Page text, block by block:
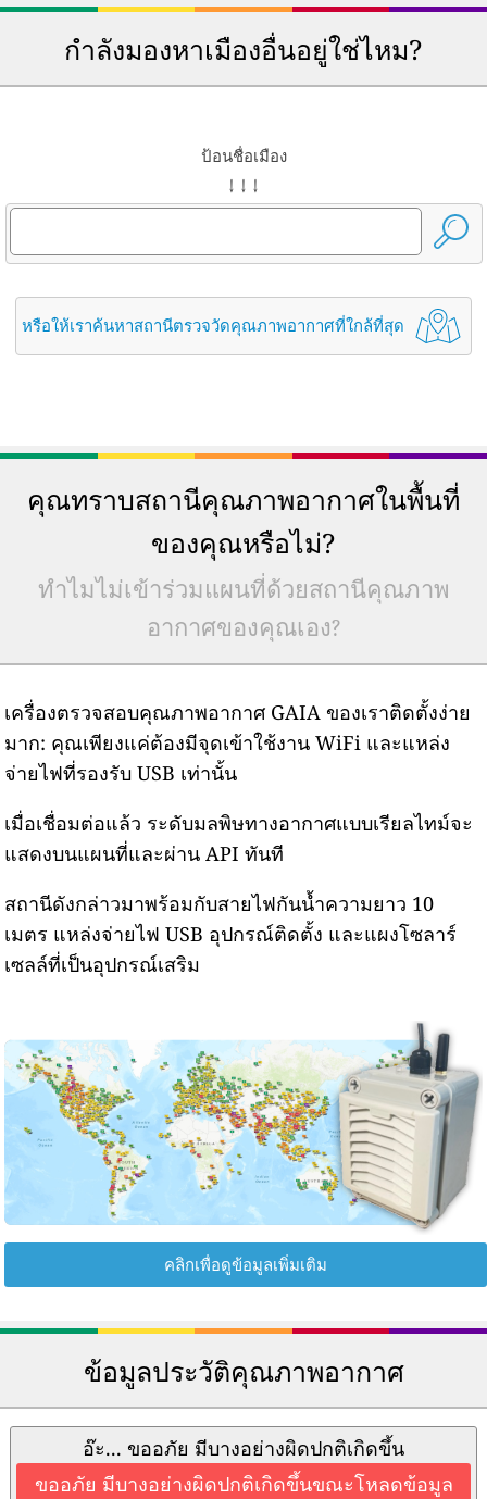
กำลังมองหาเมืองอื่นอยู่ใช่ไหม?
ป้อนชื่อเมือง
↓ ↓ ↓
หรือให้เราค้นหาสถานีตรวจวัดคุณภาพอากาศที่ใกล้ที่สุด
คุณทราบสถานีคุณภาพอากาศในพื้นที่
ของคุณหรือไม่?
ทำไมไม่เข้าร่วมแผนที่ด้วยสถานีคุณภาพ
อากาศของคุณเอง?
เครื่องตรวจสอบคุณภาพอากาศ GAIA ของเราติดตั้งง่าย
มาก: คุณเพียงแค่ต้องมีจุดเข้าใช้งาน WiFi และแหล่ง
จ่ายไฟที่รองรับ USB เท่านั้น
เมื่อเชื่อมต่อแล้ว ระดับมลพิษทางอากาศแบบเรียลไทม์จะ
แสดงบนแผนที่และผ่าน API ทันที
สถานีดังกล่าวมาพร้อมกับสายไฟกันน้ำความยาว 10
เมตร แหล่งจ่ายไฟ USB อุปกรณ์ติดตั้ง และแผงโซลาร์
เซลล์ที่เป็นอุปกรณ์เสริม
คลิกเพื่อดูข้อมูลเพิ่มเติม
ข้อมูลประวัติคุณภาพอากาศ
อ๊ะ... ขออภัย มีบางอย่างผิดปกติเกิดขึ้น
ขออภัย มีบางอย่างผิดปกติเกิดขึ้นขณะโหลดข้อมูล